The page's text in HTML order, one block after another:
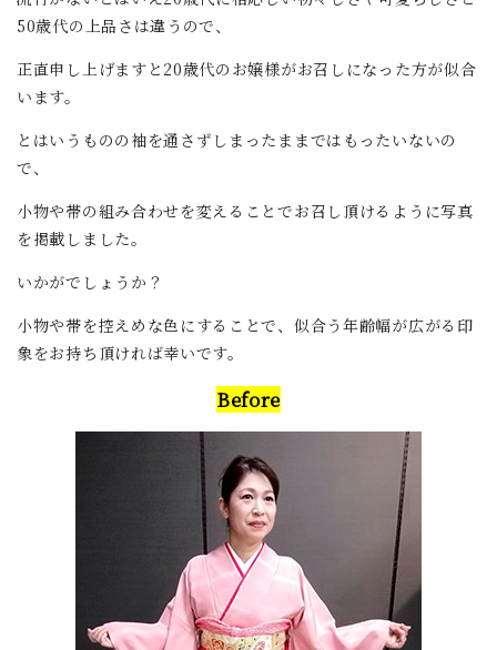
50歳代の上品さは違うので、
正直申し上げますと20歳代のお嬢様がお召しになった方が似合
います。
とはいうものの袖を通さずしまったままではもったいないの
で、
小物や帯の組み合わせを変えることでお召し頂けるように写真
を掲載しました。
いかがでしょうか？
小物や帯を控えめな色にすることで、似合う年齢幅が広がる印
象をお持ち頂ければ幸いです。
Before